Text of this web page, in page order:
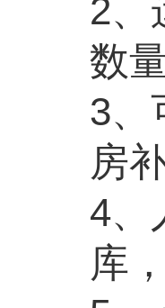
2、
数
3、
房
4、
库